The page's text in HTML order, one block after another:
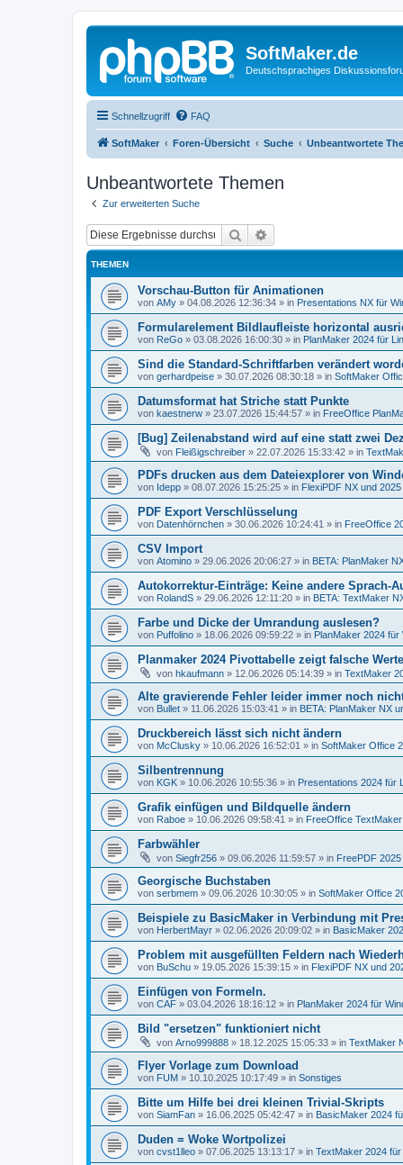
SoftMaker.de
Deutschsprachiges
Schnellzugriff FAQ
SoftMaker Foren-Übersicht Suche Unbeantwortete
Unbeantwortete Themen
Zur erweiterten Suche
Suche
THEMEN
Vorschau-Button für Animationen
von AMy » 04.08.2026 12:36:34 » in Presentations NX für
Formularelement Bildlaufleiste horizontal
von ReGo » 03.08.2026 16:00:30 » in PlanMaker 2024 für
Sind die Standard-Schriftfarben verändert
von gerhardpeise » 30.07.2026 08:30:18 » in SoftMaker
Datumsformat hat Striche statt Punkte
von kaestnerw » 23.07.2026 15:44:57 » in FreeOffice
[Bug] Zeilenabstand wird auf eine statt zwei
von Fleißigschreiber » 22.07.2026 15:33:42 » in
PDFs drucken aus dem Dateiexplorer von
von Idepp » 08.07.2026 15:25:25 » in FlexiPDF NX und
PDF Export Verschlüsselung
von Datenhörnchen » 30.06.2026 10:24:41 » in FreeOffice
CSV Import
von Atomino » 29.06.2026 20:06:27 » in BETA: PlanMaker
Autokorrektur-Einträge: Keine andere Sprach-
von RolandS » 29.06.2026 12:11:20 » in BETA: TextMaker
Farbe und Dicke der Umrandung auslesen?
von Puffolino » 18.06.2026 09:59:22 » in PlanMaker 2024 für
Planmaker 2024 Pivottabelle zeigt falsche
von hkaufmann » 12.06.2026 05:14:39 » in TextMaker
Alte gravierende Fehler leider immer noch
von Bullet » 11.06.2026 15:03:41 » in BETA: PlanMaker NX
Druckbereich lässt sich nicht ändern
von McClusky » 10.06.2026 16:52:01 » in SoftMaker Office
Silbentrennung
von KGK » 10.06.2026 10:55:36 » in Presentations 2024 für
Grafik einfügen und Bildquelle ändern
von Raboe » 10.06.2026 09:58:41 » in FreeOffice
Farbwähler
von Siegfr256 » 09.06.2026 11:59:57 » in FreePDF
Georgische Buchstaben
von serbmem » 09.06.2026 10:30:05 » in SoftMaker Office
Beispiele zu BasicMaker in Verbindung mit
von HerbertMayr » 02.06.2026 20:09:02 » in BasicMaker
Problem mit ausgefüllten Feldern nach
von BuSchu » 19.05.2026 15:39:15 » in FlexiPDF NX und
Einfügen von Formeln.
von CAF » 03.04.2026 18:16:12 » in PlanMaker 2024 für
Bild "ersetzen" funktioniert nicht
von Arno999888 » 18.12.2025 15:05:33 » in TextMaker
Flyer Vorlage zum Download
von FUM » 10.10.2025 10:17:49 » in Sonstiges
Bitte um Hilfe bei drei kleinen Trivial-Skripts
von SiamFan » 16.06.2025 05:42:47 » in BasicMaker 2024
Duden = Woke Wortpolizei
von cvst1lleo » 07.06.2025 13:13:17 » in TextMaker 2024 für